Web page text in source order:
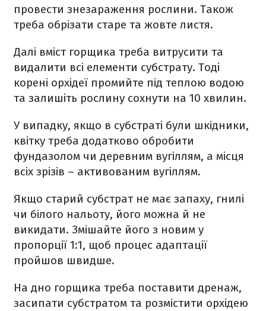
провести знезараження рослини. Також
треба обрізати старе та жовте листя.
Далі вміст горщика треба витрусити та
видалити всі елементи субстрату. Тоді
корені орхідеї промийте під теплою водою
та залишіть рослину сохнути на 10 хвилин.
У випадку, якщо в субстраті були шкідники,
квітку треба додатково обробити
фундазолом чи деревним вугіллям, а місця
всіх зрізів – активованим вугіллям.
Якщо старий субстрат не має запаху, гнилі
чи білого нальоту, його можна й не
викидати. Змішайте його з новим у
пропорції 1:1, щоб процес адаптації
пройшов швидше.
На дно горщика треба поставити дренаж,
засипати субстратом та розмістити орхідею